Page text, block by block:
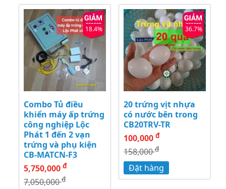
18.4%
Combo Tủ điều
khiển máy ấp trứng
công nghiệp Lộc
Phát 1 đến 2 vạn
trứng và phụ kiện
CB-MATCN-F3
5,750,000 đ
7,050,000đ
36.7%
20 trứng vịt nhựa
có nước bên trong
CB20TRV-TR
100,000 đ
158,000đ
Đặt hàng